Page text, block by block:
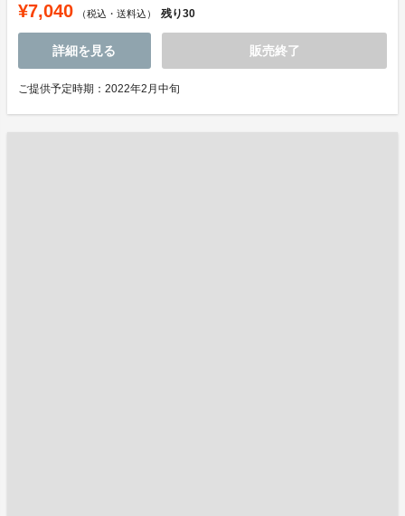
¥7,040 （税込・送料込） 残り30
詳細を見る 販売終了
ご提供予定時期：2022年2月中旬